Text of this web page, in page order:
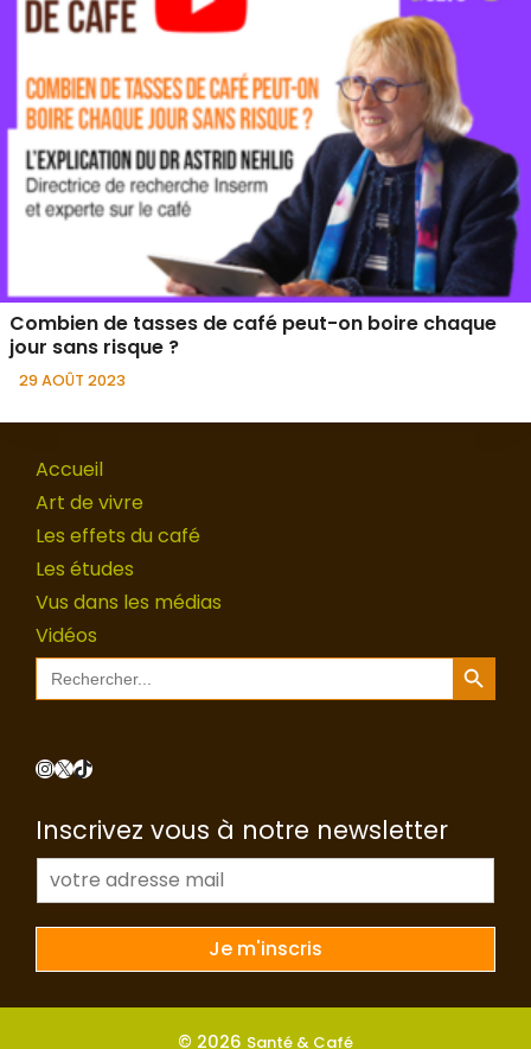
Combien de tasses de café peut-on boire chaque
jour sans risque ?
29 AOÛT 2023
Accueil
Art de vivre
Les effets du café
Les études
Vus dans les médias
Vidéos
Search
for:
Search Button
Instagram
X TikTok
Inscrivez vous à notre newsletter
E
*
Je m'inscris
© 2026 Santé & Café